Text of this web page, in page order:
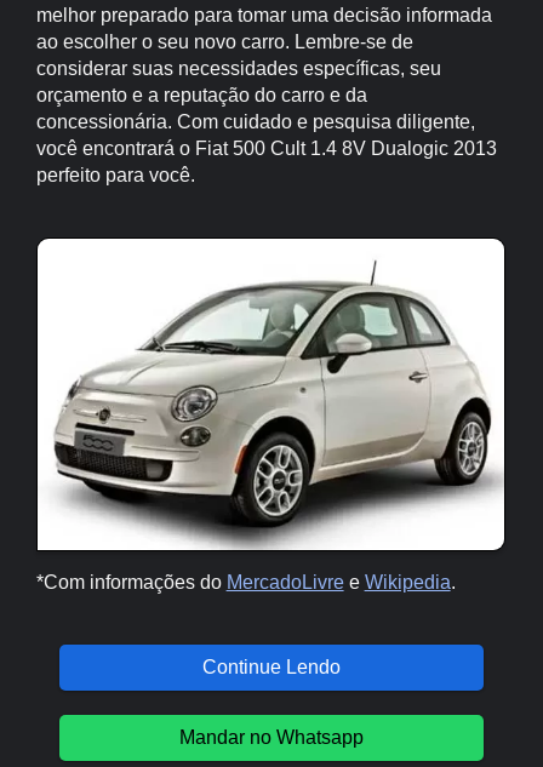
melhor preparado para tomar uma decisão informada
ao escolher o seu novo carro. Lembre-se de
considerar suas necessidades específicas, seu
orçamento e a reputação do carro e da
concessionária. Com cuidado e pesquisa diligente,
você encontrará o Fiat 500 Cult 1.4 8V Dualogic 2013
perfeito para você.
*Com informações do MercadoLivree Wikipedia.
Continue Lendo
Mandar no Whatsapp